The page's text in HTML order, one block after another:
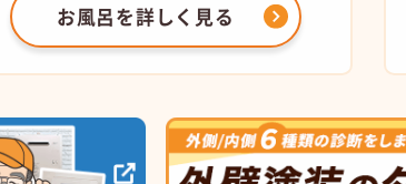
お風呂を詳しく見る